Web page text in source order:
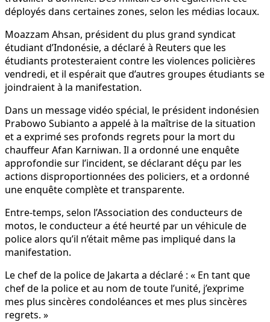
déployés dans certaines zones, selon les médias locaux.
Moazzam Ahsan, président du plus grand syndicat
étudiant d’Indonésie, a déclaré à Reuters que les
étudiants protesteraient contre les violences policières
vendredi, et il espérait que d’autres groupes étudiants se
joindraient à la manifestation.
Dans un message vidéo spécial, le président indonésien
Prabowo Subianto a appelé à la maîtrise de la situation
et a exprimé ses profonds regrets pour la mort du
chauffeur Afan Karniwan. Il a ordonné une enquête
approfondie sur l’incident, se déclarant déçu par les
actions disproportionnées des policiers, et a ordonné
une enquête complète et transparente.
Entre-temps, selon l’Association des conducteurs de
motos, le conducteur a été heurté par un véhicule de
police alors qu’il n’était même pas impliqué dans la
manifestation.
Le chef de la police de Jakarta a déclaré : « En tant que
chef de la police et au nom de toute l’unité, j’exprime
mes plus sincères condoléances et mes plus sincères
regrets. »